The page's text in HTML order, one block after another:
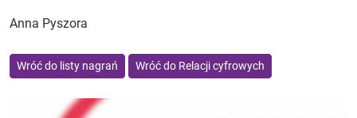
Anna Pyszora
Wróć do listy nagrań Wróć do Relacji cyfrowych